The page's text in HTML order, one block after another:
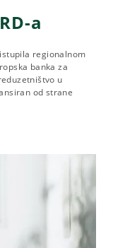
a
regionalnom
banka za
u
od strane